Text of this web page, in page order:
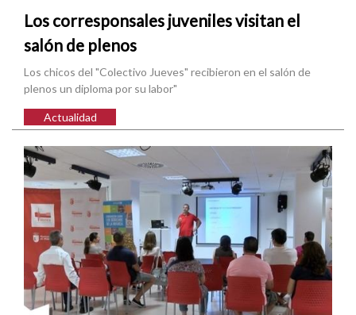
Los corresponsales juveniles visitan el
salón de plenos
Los chicos del "Colectivo Jueves" recibieron en el salón de
plenos un diploma por su labor"
Actualidad